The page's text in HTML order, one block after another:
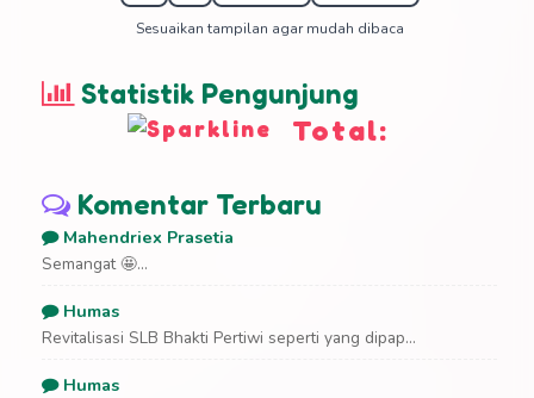
Sesuaikan tampilan agar mudah dibaca
Statistik Pengunjung
Total:
Komentar Terbaru
Mahendriex Prasetia
Semangat 🤩...
Humas
Revitalisasi SLB Bhakti Pertiwi seperti yang dipap...
Humas